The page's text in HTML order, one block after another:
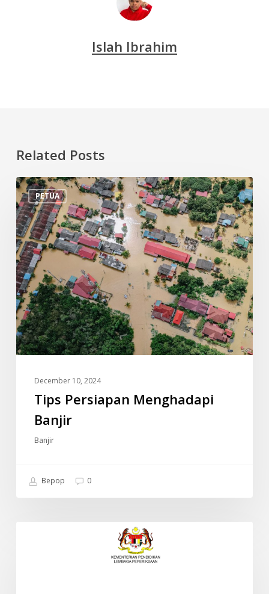
Islah Ibrahim
Related Posts
PETUA
Tips
Persiapan
Menghadapi
Banjir
December 10, 2024
Tips Persiapan Menghadapi
Banjir
Banjir
Bepop 0